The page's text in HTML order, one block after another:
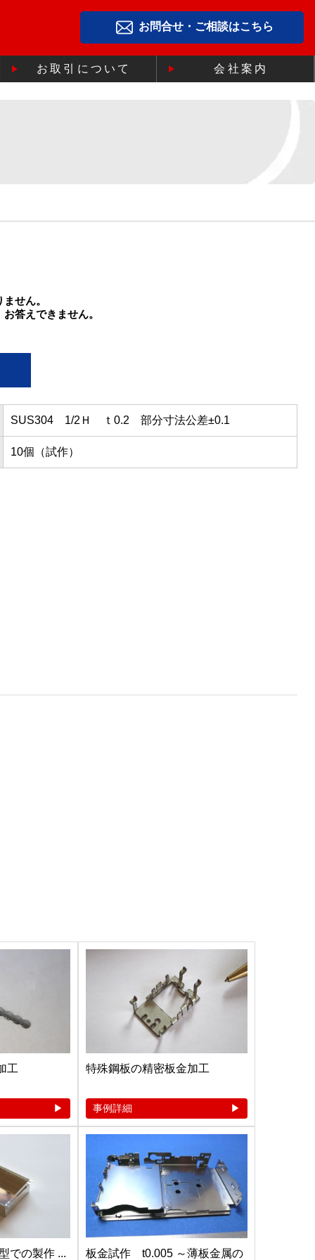
お問合せ・ご相談はこちら
お取引について 会社案内
せん。
答えできません。
SUS304 1/2Ｈ ｔ0.2 部分寸法公差±0.1
10個（試作）
工 特殊鋼板の精密板金加工
事例詳細
での製作 ...
板金試作 t0.005 ～薄板金属の